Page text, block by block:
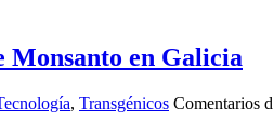
Monsanto en Galicia
, Transgénicos Comentarios